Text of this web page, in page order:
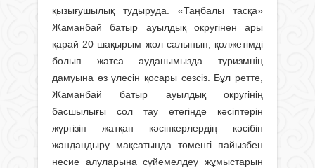
қызығушылық тудыруда. «Таңбалы тасқа»
Жаманбай батыр ауылдық округінен ары
қарай 20 шақырым жол салынып, қолжетімді
болып жатса ауданымызда туризмнің
дамуына өз үлесін қосары сөзсіз. Бұл ретте,
Жаманбай батыр ауылдық округінің
басшылығы сол тау етегінде кәсіптерін
жүргізіп жатқан кәсіпкерлердің кәсібін
жандандыру мақсатында төменгі пайызбен
несие алуларына сүйемелдеу жұмыстарын